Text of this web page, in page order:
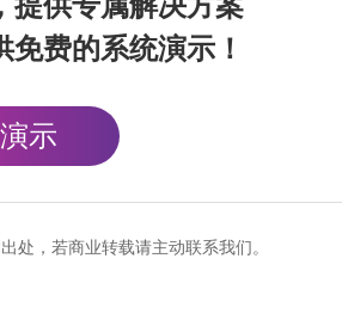
费的系统演示！
示
处，若商业转载请主动联系我们。